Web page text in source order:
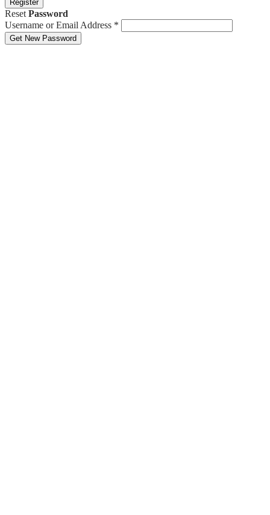
Register
Reset Password
Username or Email Address *
Get New Password